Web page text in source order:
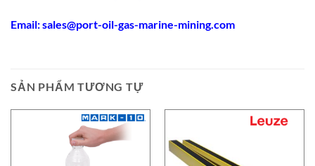
Email:sales@port-oil-gas-marine-mining.com
SẢN PHẨM TƯƠNG TỰ